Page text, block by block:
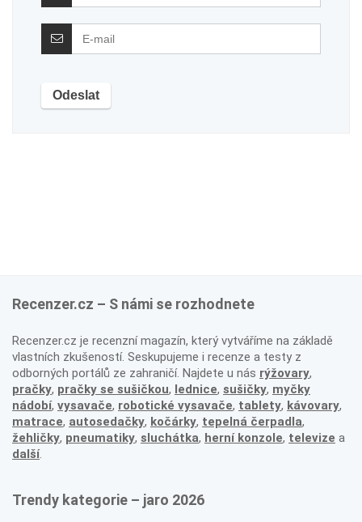
Recenzer.cz – S námi se rozhodnete
Recenzer.cz je recenzní magazín, který vytváříme na základě
vlastních zkušeností. Seskupujeme i recenze a testy z
odborných portálů ze zahraničí. Najdete u nás rýžovary,
pračky, pračky se sušičkou, lednice, sušičky, myčky
nádobí, vysavače, robotické vysavače, tablety, kávovary,
matrace, autosedačky, kočárky, tepelná čerpadla,
žehličky, pneumatiky, sluchátka, herní konzole, televize a
další.
Trendy kategorie – jaro 2026